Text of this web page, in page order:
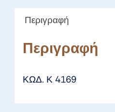
Περιγραφή
Περιγραφή
ΚΩΔ. Κ 4169